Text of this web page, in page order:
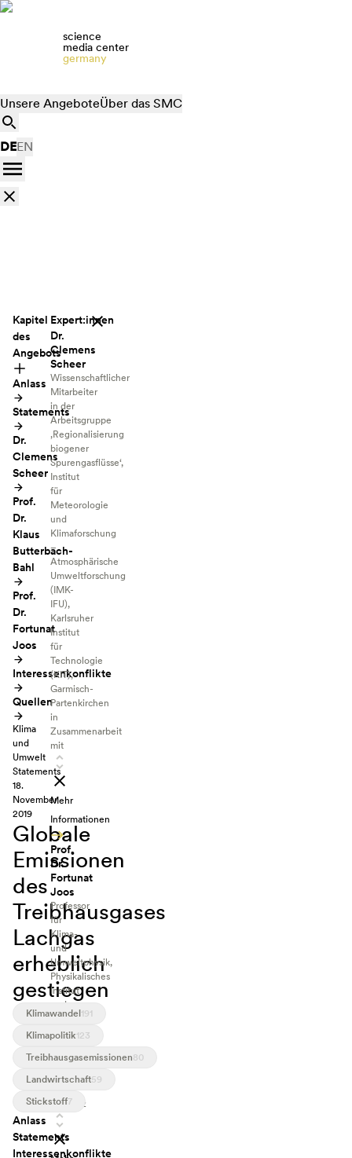
science
media center
germany
Unsere AngeboteÜber das SMC
DEEN
Kapitel
des
Angebots
Anlass
Statements
Dr.
Clemens
Scheer
Prof.
Dr.
Klaus
Butterbach-
Bahl
Prof.
Dr.
Fortunat
Joos
Interessenkonflikte
Quellen
Klima
und
Umwelt
Statements
18.
November
2019
Globale
Emissionen
des
Treibhausgases
Lachgas
erheblich
gestiegen
Klimawandel 191
Klimapolitik123
Treibhausgasemissionen80
Landwirtschaft59
Stickstoff7
Anlass
Statements
Interessenkonflikte
Expert:innen
Dr.
Clemens
Scheer
Wissenschaftlicher
Mitarbeiter
in der
Arbeitsgruppe
‚Regionalisierung
biogener
Spurengasflüsse‘,
Institut
für
Meteorologie
und
Klimaforschung
–
Atmosphärische
Umweltforschung
(IMK-
IFU),
Karlsruher
Institut
für
Technologie
(KIT),
Garmisch-
Partenkirchen
in
Zusammenarbeit
mit
Mehr
Informationen
Prof.
Dr.
Fortunat
Joos
Professor
für
Klima-
und
Umweltphysik,
Physikalisches
Institut
und
Oeschger
Zentrum
Klimaforschung,
Universität
Schweiz